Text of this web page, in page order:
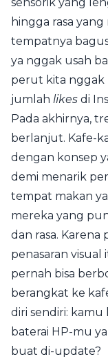
hingga rasa
tempatnya
ya nggak usah
perut kita nggak
jumlah likes di
Pada akhirnya,
berlanjut. Kafe-
dengan konsep
demi menarik
tempat makan
mereka yang
dan rasa. Karena
penasaran
pernah bisa
berangkat ke
diri sendiri:
baterai HP-mu
buat di-update?